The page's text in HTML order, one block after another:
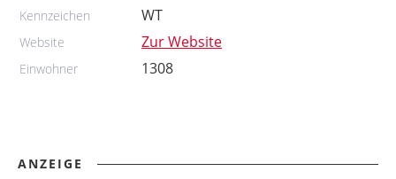
Kennzeichen WT
Website Zur Website
Einwohner 1308
ANZEIGE